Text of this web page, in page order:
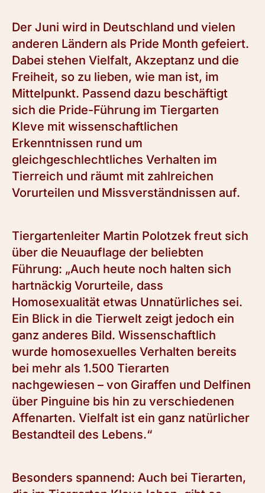
Der Juni wird in Deutschland und vielen
anderen Ländern als Pride Month gefeiert.
Dabei stehen Vielfalt, Akzeptanz und die
Freiheit, so zu lieben, wie man ist, im
Mittelpunkt. Passend dazu beschäftigt
sich die Pride-Führung im Tiergarten
Kleve mit wissenschaftlichen
Erkenntnissen rund um
gleichgeschlechtliches Verhalten im
Tierreich und räumt mit zahlreichen
Vorurteilen und Missverständnissen auf.
Tiergartenleiter Martin Polotzek freut sich
über die Neuauflage der beliebten
Führung: „Auch heute noch halten sich
hartnäckig Vorurteile, dass
Homosexualität etwas Unnatürliches sei.
Ein Blick in die Tierwelt zeigt jedoch ein
ganz anderes Bild. Wissenschaftlich
wurde homosexuelles Verhalten bereits
bei mehr als 1.500 Tierarten
nachgewiesen – von Giraffen und Delfinen
über Pinguine bis hin zu verschiedenen
Affenarten. Vielfalt ist ein ganz natürlicher
Bestandteil des Lebens.“
Besonders spannend: Auch bei Tierarten,